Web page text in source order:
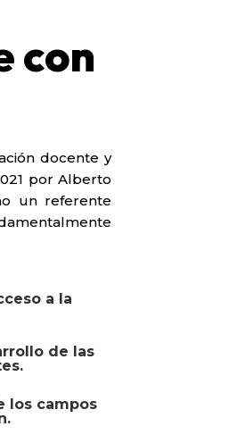
con
docente y
por Alberto
un referente
a la
de las
los campos